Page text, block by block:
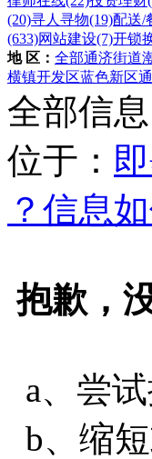
(20)寻人寻物(19)配送/
(633)网站建设(7)开锁
地 区： 全部通济街道
横镇开发区蓝色新区
全部信息
位于：
？信息
抱歉，
a、尝
b、缩